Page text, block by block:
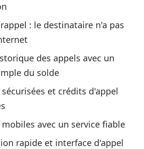
: le destinataire n'a pas
des appels avec un
du solde
sécurisées et crédits d'appel
mobiles avec un service fiable
rapide et interface d'appel